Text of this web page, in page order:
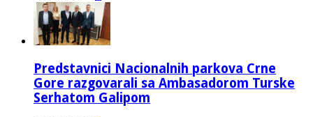
Predstavnici Nacionalnih parkova Crne
Gore razgovarali sa Ambasadorom Turske
Serhatom Galipom